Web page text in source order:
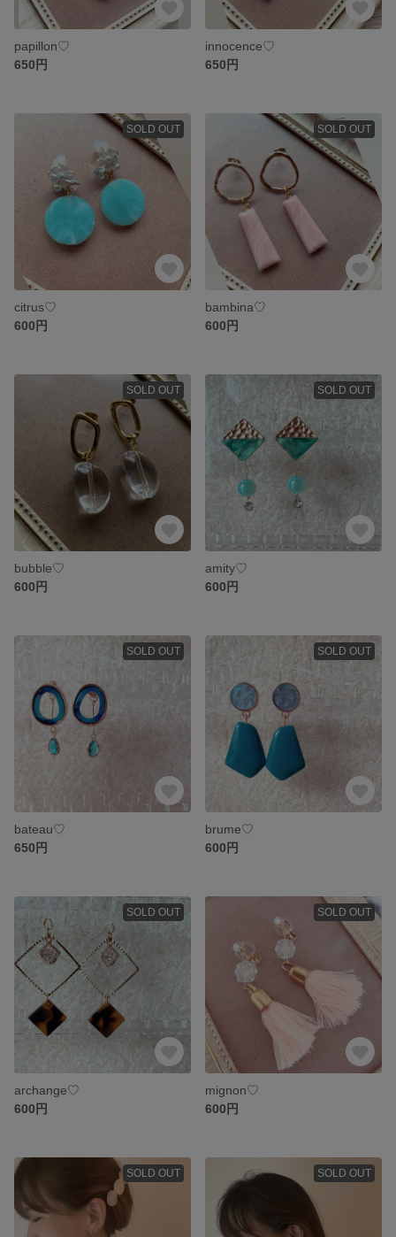
papillon♡
650円
innocence♡
650円
SOLD OUT
citrus♡
600円
SOLD OUT
bambina♡
600円
SOLD OUT
bubble♡
600円
SOLD OUT
amity♡
600円
SOLD OUT
bateau♡
650円
SOLD OUT
brume♡
600円
SOLD OUT
archange♡
600円
SOLD OUT
mignon♡
600円
SOLD OUT SOLD OUT